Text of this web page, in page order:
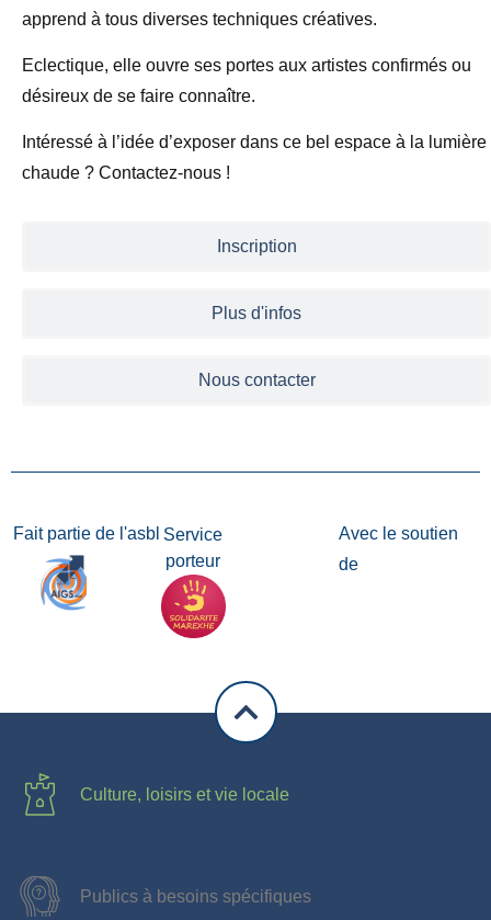
Inscription
Plus d'infos
Nous contacter
apprend à tous diverses techniques créatives.
Eclectique, elle ouvre ses portes aux artistes confirmés ou
désireux de se faire connaître.
Intéressé à l’idée d’exposer dans ce bel espace à la lumière
chaude ? Contactez-nous !
Fait partie de l'asbl Service
porteur
Avec le soutien
de
Culture, loisirs et vie locale
Publics à besoins spécifiques